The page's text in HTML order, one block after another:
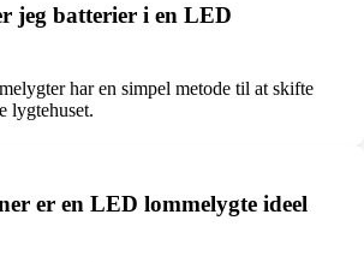
jeg batterier i en LED
har en simpel metode til at skifte
lygtehuset.
er en LED lommelygte ideel